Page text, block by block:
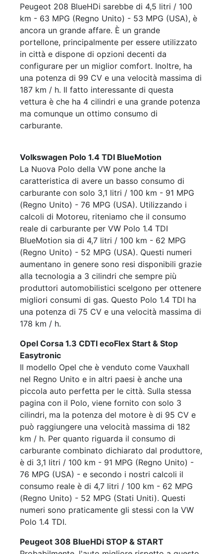
Peugeot 208 BlueHDi sarebbe di 4,5 litri / 100
km - 63 MPG (Regno Unito) - 53 MPG (USA), è
ancora un grande affare. È un grande
portellone, principalmente per essere utilizzato
in città e dispone di opzioni decenti da
configurare per un miglior comfort. Inoltre, ha
una potenza di 99 CV e una velocità massima di
187 km / h. Il fatto interessante di questa
vettura è che ha 4 cilindri e una grande potenza
ma comunque un ottimo consumo di
carburante.
Volkswagen Polo 1.4 TDI BlueMotion
La Nuova Polo della VW pone anche la
caratteristica di avere un basso consumo di
carburante con solo 3,1 litri / 100 km - 91 MPG
(Regno Unito) - 76 MPG (USA). Utilizzando i
calcoli di Motoreu, riteniamo che il consumo
reale di carburante per VW Polo 1.4 TDI
BlueMotion sia di 4,7 litri / 100 km - 62 MPG
(Regno Unito) - 52 MPG (USA). Questi numeri
aumentano in genere sono resi disponibili grazie
alla tecnologia a 3 cilindri che sempre più
produttori automobilistici scelgono per ottenere
migliori consumi di gas. Questo Polo 1.4 TDI ha
una potenza di 75 CV e una velocità massima di
178 km / h.
Opel Corsa 1.3 CDTI ecoFlex Start & Stop
Easytronic
Il modello Opel che è venduto come Vauxhall
nel Regno Unito e in altri paesi è anche una
piccola auto perfetta per le città. Sulla stessa
pagina con il Polo, viene fornito con solo 3
cilindri, ma la potenza del motore è di 95 CV e
può raggiungere una velocità massima di 182
km / h. Per quanto riguarda il consumo di
carburante combinato dichiarato dal produttore,
è di 3,1 litri / 100 km - 91 MPG (Regno Unito) -
76 MPG (USA) - e secondo i nostri calcoli il
consumo reale è di 4,7 litri / 100 km - 62 MPG
(Regno Unito) - 52 MPG (Stati Uniti). Questi
numeri sono praticamente gli stessi con la VW
Polo 1.4 TDI.
Peugeot 308 BlueHDi STOP & START